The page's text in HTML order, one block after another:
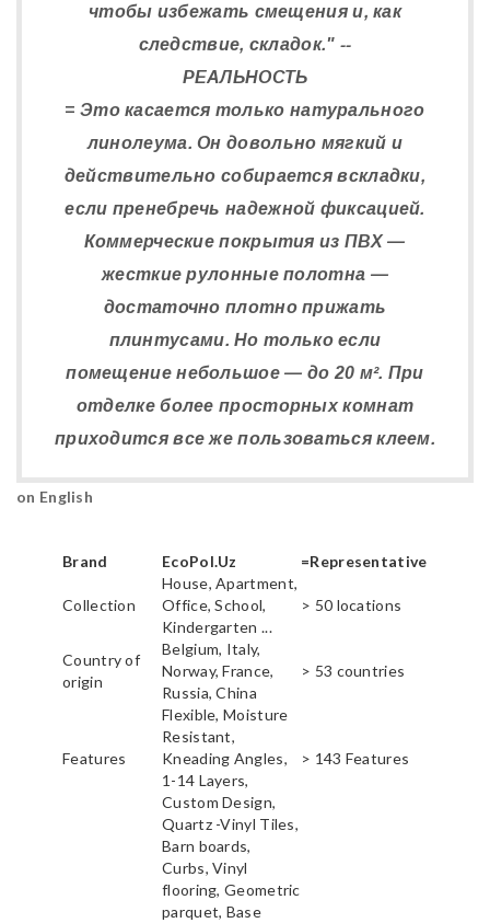
чтобы избежать смещения и, как
следствие, складок." --
РЕАЛЬНОСТЬ
= Это касается только натурального
линолеума. Он довольно мягкий и
действительно собирается вскладки,
если пренебречь надежной фиксацией.
Коммерческие покрытия из ПВХ —
жесткие рулонные полотна —
достаточно плотно прижать
плинтусами. Но только если
помещение небольшое — до 20 м². При
отделке более просторных комнат
приходится все же пользоваться клеем.
on English
Brand EcoPol.Uz =Representative
Collection
House, Apartment,
Office, School,
Kindergarten ...
> 50 locations
Country of
origin
Belgium, Italy,
Norway, France,
Russia, China
> 53 countries
Features
Flexible, Moisture
Resistant,
Kneading Angles,
1-14 Layers,
Custom Design,
> 143 Features
Quartz -Vinyl Tiles,
Barn boards,
Curbs, Vinyl
flooring, Geometric
parquet, Base